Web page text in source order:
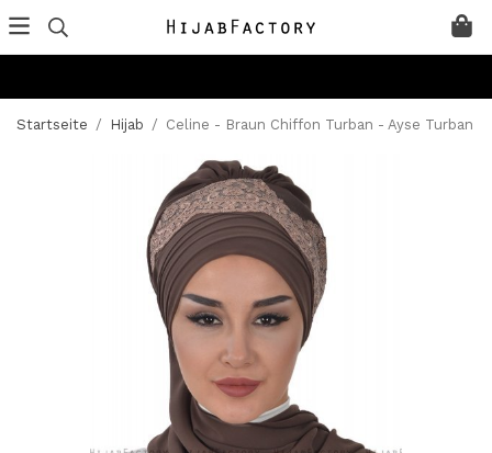
Startseite / Hijab / Celine - Braun Chiffon Turban - Ayse Turban